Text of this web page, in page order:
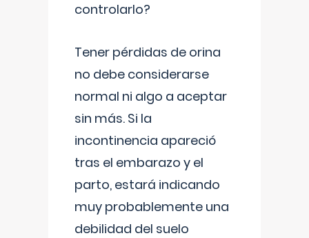
controlarlo?
Tener pérdidas de orina
no debe considerarse
normal ni algo a aceptar
sin más. Si la
incontinencia apareció
tras el embarazo y el
parto, estará indicando
muy probablemente una
debilidad del suelo